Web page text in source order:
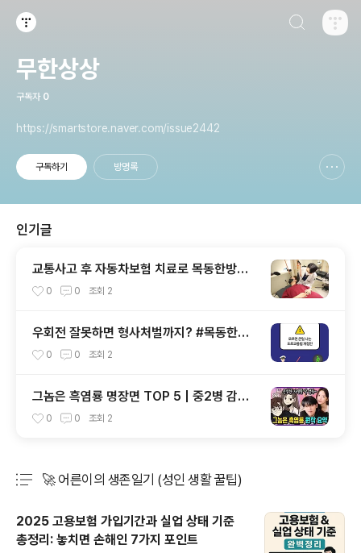
무한상상
구독자 0
https://smartstore.naver.com/issue2442
구독하기 방명록
인기글
교통사고 후 자동차보험 치료로 목동한방병
원에 입원을 해보려고 합니다. [바른지성한방
0 0 조회 2
우회전 잘못하면 형사처벌까지? #목동한방
병원 #바른지성한방병원 #교통사고입원
0 0 조회 2
그놈은 흑염룡 명장면 TOP 5 | 중2병 감성
폭발!
0 0 조회 2
🚀 어른이의 생존일기 (성인 생활 꿀팁)
2025 고용보험 가입기간과 실업 상태 기준
총정리: 놓치면 손해인 7가지 포인트